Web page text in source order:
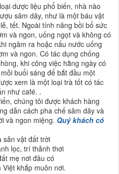
dược liệu phổ biến, nhà nào
sâm dây, như là một báu vật
tết. Ngoài tính năng bồi bổ sức
và ngon, uống ngọt và không có
ngâm ra hoặc nấu nước uống
và ngon. Có tác dụng chống
khi công việc hằng ngày có
buổi sáng để bắt đầu một
xem là một loại trà tốt có tác
như café. .
chúng tôi được khách hàng
dẫn cách pha chế sâm dây và
và ngon miệng. Quý khách có
sản vật đất trời
lọc, trí thảnh thơi
mẹ nơi đâu có
Việt khắp muôn nơi.